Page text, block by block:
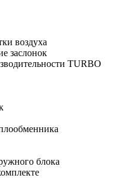
воздуха
заслонок
TURBO
блока